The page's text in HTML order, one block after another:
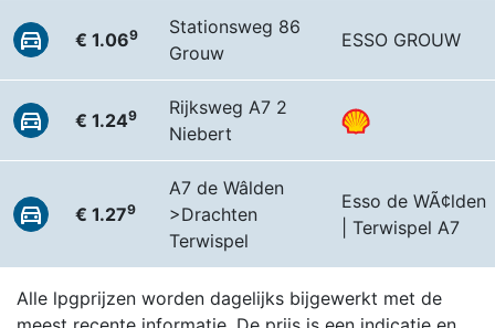
€ 1.069
Stationsweg 86
Grouw
ESSO GROUW
€ 1.249
Rijksweg A7 2
Niebert
€ 1.279
A7 de Wâlden
>Drachten
Terwispel
Esso de WÃ¢lden
| Terwispel A7
Alle lpgprijzen worden dagelijks bijgewerkt met de